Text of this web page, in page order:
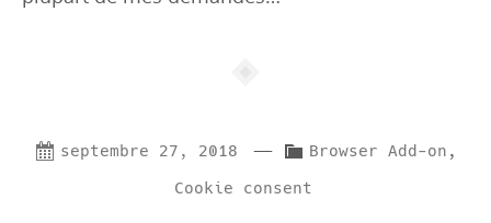
septembre 27, 2018 —
a
Browser Add-on ,
Cookie consent